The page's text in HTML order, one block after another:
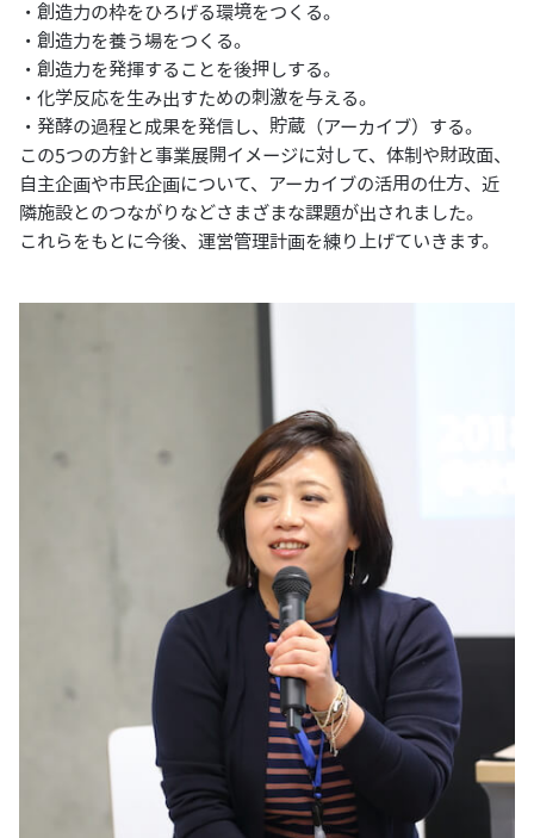
・創造力の枠をひろげる環境をつくる。
・創造力を養う場をつくる。
・創造力を発揮することを後押しする。
・化学反応を生み出すための刺激を与える。
・発酵の過程と成果を発信し、貯蔵（アーカイブ）する。
この5つの方針と事業展開イメージに対して、体制や財政面、
自主企画や市民企画について、アーカイブの活用の仕方、近
隣施設とのつながりなどさまざまな課題が出されました。
これらをもとに今後、運営管理計画を練り上げていきます。